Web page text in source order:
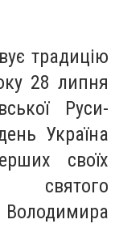
традицію
28 липня
Руси-
Україна
своїх